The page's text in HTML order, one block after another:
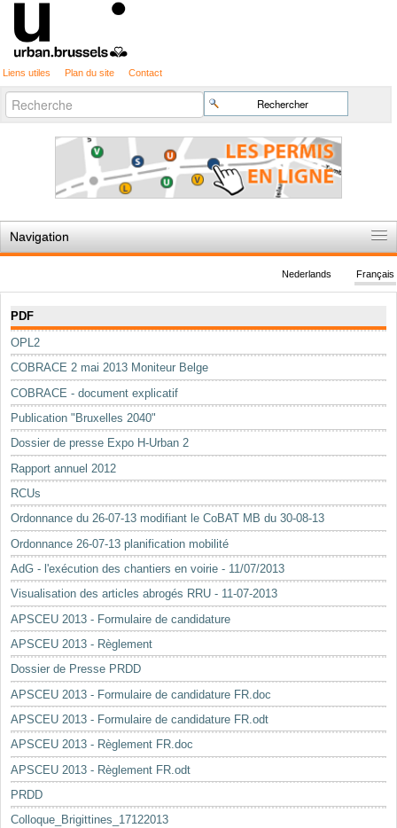
Liens utiles Plan du site Contact
Chercher par
Recherche
avancée…
Navigation
Règles du jeu
Permis d'urbanisme
Cartographie
Etudes et publications
Mots-clés
Renseignements urbanistiques
Français
Nederlands
PDF
OPL2
COBRACE 2 mai 2013 Moniteur Belge
COBRACE - document explicatif
Publication "Bruxelles 2040"
Dossier de presse Expo H-Urban 2
Rapport annuel 2012
RCUs
Ordonnance du 26-07-13 modifiant le CoBAT MB du 30-08-13
Ordonnance 26-07-13 planification mobilité
AdG - l'exécution des chantiers en voirie - 11/07/2013
Visualisation des articles abrogés RRU - 11-07-2013
APSCEU 2013 - Formulaire de candidature
APSCEU 2013 - Règlement
Dossier de Presse PRDD
APSCEU 2013 - Formulaire de candidature FR.doc
APSCEU 2013 - Formulaire de candidature FR.odt
APSCEU 2013 - Règlement FR.doc
APSCEU 2013 - Règlement FR.odt
PRDD
Colloque_Brigittines_17122013